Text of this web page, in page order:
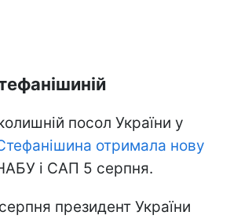
посол України у
отримала нову
і САП 5 серпня.
президент України